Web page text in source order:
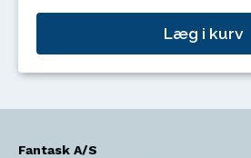
Læg i kurv
Fantask A/S